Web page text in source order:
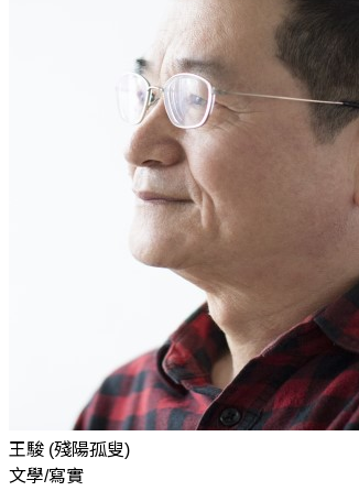
王駿 (殘陽孤叟)
文學/寫實